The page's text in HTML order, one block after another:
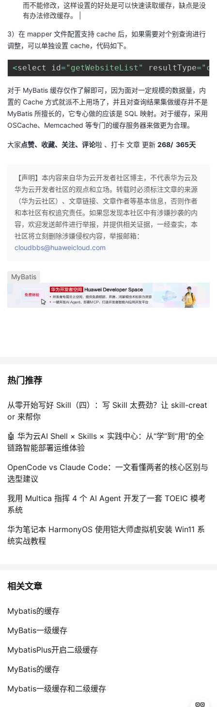
课
程
的
认
证
我
的
实
我
的
藏
术
支
持
云
声
建
而不能修改，这样设置的好处是可以快速读取缓存，缺点是没
有办法修改缓存。 |
3）在 mapper 文件配置支持 cache 后，如果需要对个别查询进行
调整，可以单独设置 cache，代码如下。
<select id="getWebsiteList" resultType=
对于 MyBatis 缓存仅作了解即可，因为面对一定规模的数据量，内
置的 Cache 方式就派不上用场了，并且对查询结果集做缓存并不是
MyBatis 所擅长的，它专心做的应该是 SQL 映射。对于缓存，采用
OSCache、Memcached 等专门的缓存服务器来做更为合理。
大家点赞、收藏、关注、评论啦 、打卡 文章 更新 268/ 365天
【声明】本内容来自华为云开发者社区博主，不代表华为云及
华为云开发者社区的观点和立场。转载时必须标注文章的来源
（华为云社区）、文章链接、文章作者等基本信息，否则作者
和本社区有权追究责任。如果您发现本社区中有涉嫌抄袭的内
容，欢迎发送邮件进行举报，并提供相关证据，一经查实，本
社区将立刻删除涉嫌侵权内容，举报邮箱：
cloudbbs@huaweicloud.com
MyBatis
热门推荐
从零开始写好 Skill（四）：写 Skill 太费劲？让 skill-creat
or 来帮你
🤖 华为云AI Shell × Skills × 实践中心：从“学”到“用”的全
链路智能部署运维体验
OpenCode vs Claude Code：一文看懂两者的核心区别与
选型建议
我用 Multica 指挥 4 个 AI Agent 开发了一套 TOEIC 模考
系统
华为笔记本 HarmonyOS 使用铠大师虚拟机安装 Win11 系
统实战教程
相关文章
Mybatis的缓存
MyBatis一级缓存
MybatisPlus开启二级缓存
MyBatis的缓存
Mybatis一级缓存和二级缓存